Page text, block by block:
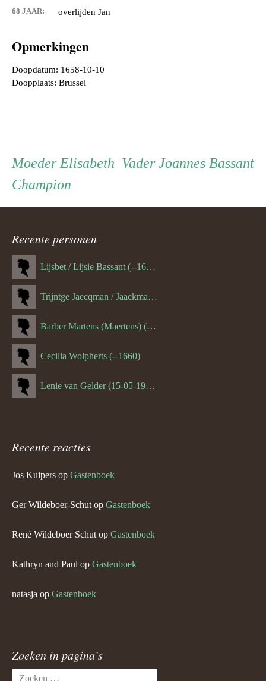
68 JAAR: overlijden Jan
Opmerkingen
Doopdatum: 1658-10-10
Doopplaats: Brussel
Persoon
ouder
navigatie
VaderVader
Joannes Bassant
Moeder Moeder
Elisabeth
Champion
Recente personen
Lijsbet / Lijsie Bassant (--1687)
Trijntge Jaecqman / Jaackman (--1651)
Barber Martens (Maertens) (--1658)
Cecilia Wolpherts (--1660)
Lenie van Gelder (15-05-1970)
Recente reacties
Jos Kuipers op Gastenboek
Ger Wildeboer-Schut op Gastenboek
René Wildeboer Schut op Gastenboek
Kathryn and Paul op Gastenboek
natasja op Gastenboek
Zoeken in pagina’s
Zoeken